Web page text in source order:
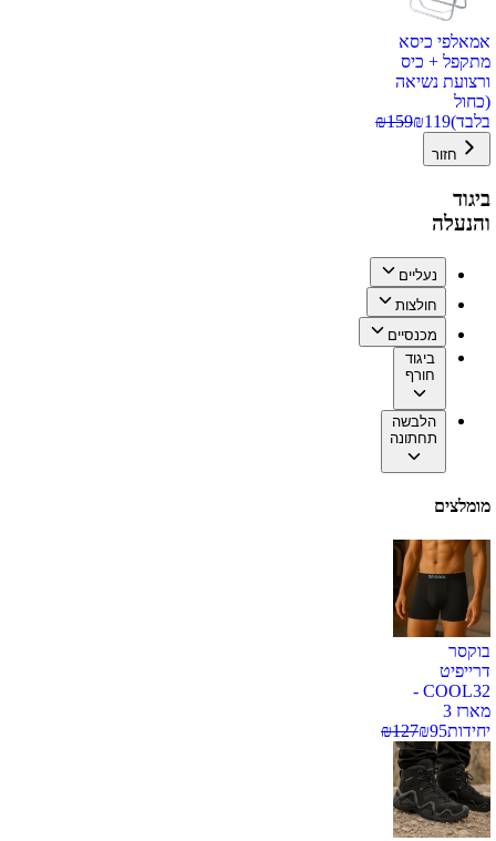
אמאלפי כיסא
מתקפל + כיס
ורצועת נשיאה
(כחול
בלבד)
₪119
₪159
חזור
ביגוד
והנעלה
נעליים
חולצות
מכנסיים
ביגוד
חורף
הלבשה
תחתונה
מומלצים
בוקסר
דרייפיט
COOL32 -
מארז 3
יחידות
₪95
₪127